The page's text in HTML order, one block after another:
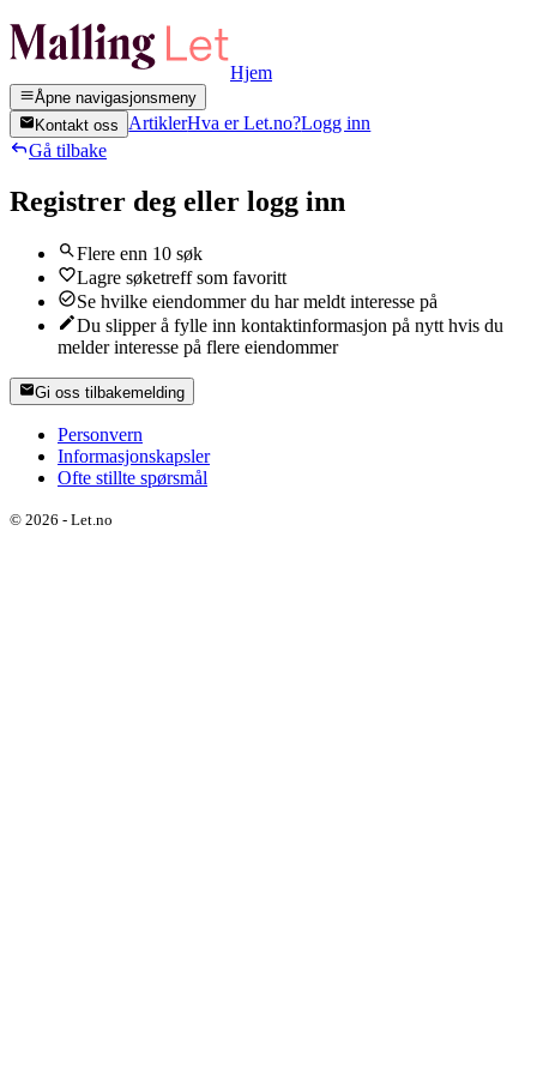
Hjem
Åpne navigasjonsmeny
Kontakt oss
ArtiklerHva er Let.no?Logg inn
Gå tilbake
Registrer deg eller logg inn
Flere enn 10 søk
Lagre søketreff som favoritt
Se hvilke eiendommer du har meldt interesse på
Du slipper å fylle inn kontaktinformasjon på nytt hvis du
melder interesse på flere eiendommer
Gi oss tilbakemelding
Personvern
Informasjonskapsler
Ofte stillte spørsmål
© 2026 - Let.no